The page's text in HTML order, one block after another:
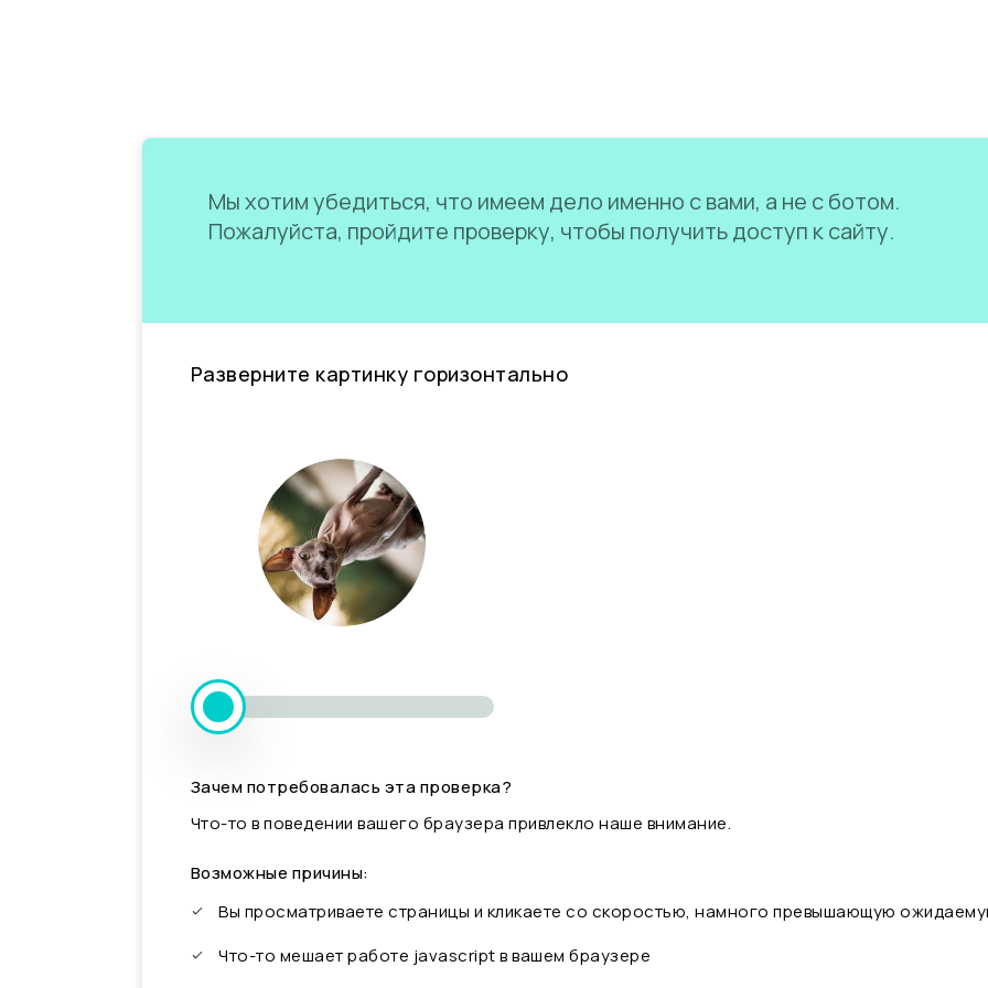
Мы хотим убедиться, что имеем дело именно с вами, а не с ботом.
Пожалуйста, пройдите проверку, чтобы получить доступ к сайту.
Разверните картинку горизонтально
Зачем потребовалась эта проверка?
Что-то в поведении вашего браузера привлекло наше внимание.
Возможные причины:
Вы просматриваете страницы и кликаете со скоростью, намного превышающую
Что-то мешает работе javascript в вашем браузере